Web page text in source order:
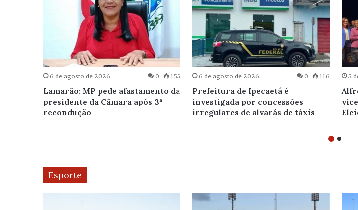
6 de agosto de 2026 0 155
Lamarão: MP pede afastamento da
presidente da Câmara após 3ª
recondução
6 de agosto de 2026 0 116
Prefeitura de Ipecaetá é
investigada por concessões
irregulares de alvarás de táxis
5
Esporte